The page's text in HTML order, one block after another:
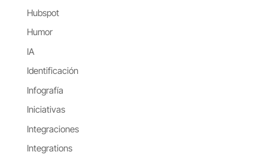
Hubspot
Humor
IA
Identificación
Infografía
Iniciativas
Integraciones
Integrations